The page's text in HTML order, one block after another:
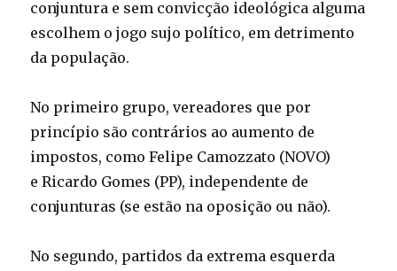
conjuntura e sem convicção ideológica alguma
escolhem o jogo sujo político, em detrimento
da população.
No primeiro grupo, vereadores que por
princípio são contrários ao aumento de
impostos, como Felipe Camozzato (NOVO)
e Ricardo Gomes (PP), independente de
conjunturas (se estão na oposição ou não).
No segundo, partidos da extrema esquerda